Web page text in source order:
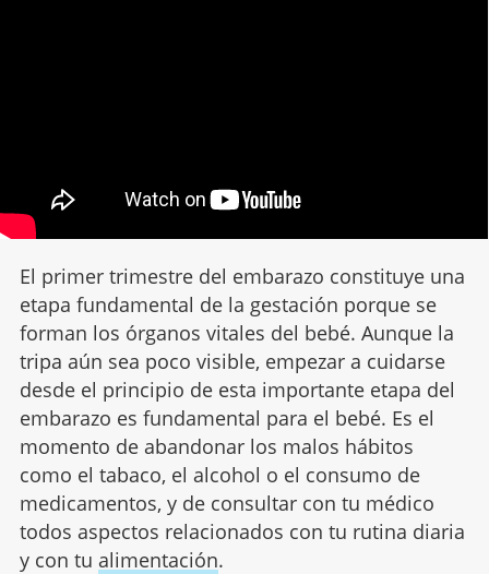
El primer trimestre del embarazo constituye una
etapa fundamental de la gestación porque se
forman los órganos vitales del bebé. Aunque la
tripa aún sea poco visible, empezar a cuidarse
desde el principio de esta importante etapa del
embarazo es fundamental para el bebé. Es el
momento de abandonar los malos hábitos
como el tabaco, el alcohol o el consumo de
medicamentos, y de consultar con tu médico
todos aspectos relacionados con tu rutina diaria
y con tu alimentación.